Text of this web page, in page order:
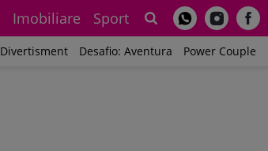
Imobiliare Sport
Divertisment Desafio: Aventura Power Couple